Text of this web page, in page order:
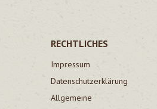
RECHTLICHES
Impressum
Datenschutzerklärung
Allgemeine